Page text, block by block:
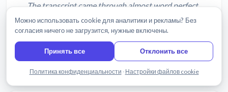
The transcript came through almost word perfect
from a video file. Your system isabsolute MAGIC!
BS
Cheltenham, United Kingdom
Написать нам
Можно использовать cookie для аналитики и рекламы? Без
согласия ничего не загрузится, нужные включены.
Принять все Отклонить все
Политика конфиденциальности · Настройки файлов cookie